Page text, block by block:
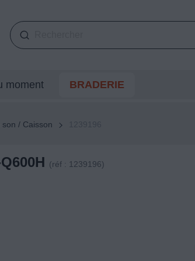
moment BRADERIE
son / Caisson
(réf : 1239196)